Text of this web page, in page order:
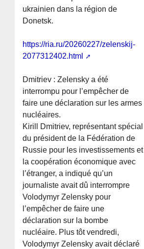
ukrainien dans la région de
Donetsk.
https://ria.ru/20260227/zelenskij-
2077312402.html
Dmitriev : Zelensky a été
interrompu pour l’empêcher de
faire une déclaration sur les armes
nucléaires.
Kirill Dmitriev, représentant spécial
du président de la Fédération de
Russie pour les investissements et
la coopération économique avec
l’étranger, a indiqué qu’un
journaliste avait dû interrompre
Volodymyr Zelensky pour
l’empêcher de faire une
déclaration sur la bombe
nucléaire. Plus tôt vendredi,
Volodymyr Zelensky avait déclaré